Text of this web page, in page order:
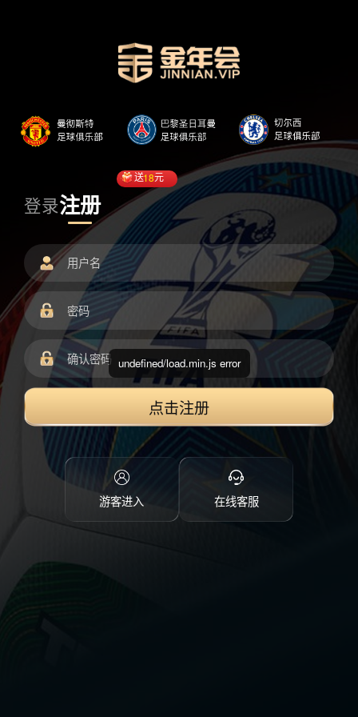
登录注册
送18元
点击注册
游客进入 在线客服
undefined/load.min.js error